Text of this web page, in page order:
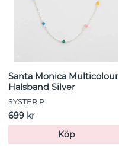
Santa Monica Multicolour
Halsband Silver
SYSTER P
699 kr
Köp